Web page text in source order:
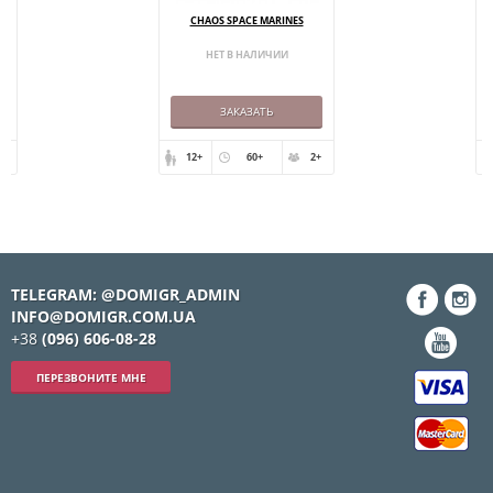
CHAOS SPACE MARINES
НЕТ В НАЛИЧИИ
ЗАКАЗАТЬ
12+ 60+ 2+
TELEGRAM: @DOMIGR_ADMIN
INFO@DOMIGR.COM.UA
+38 (096) 606-08-28
ПЕРЕЗВОНИТЕ МНЕ